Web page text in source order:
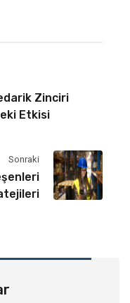
Zinciri
Etkisi
Sonraki